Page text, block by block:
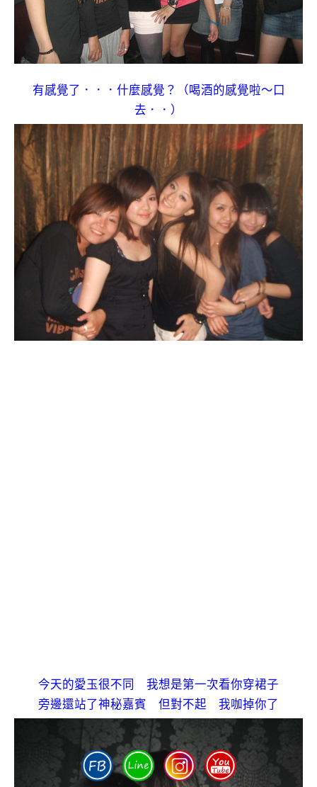
有感覺了．．．什麼感覺？（喝酒的感覺啦～口
去．．）
今天的愛玉很不同 我想是第一次看你穿裙子
旁邊還站了神秘嘉賓 但對不起 我咖掉你了